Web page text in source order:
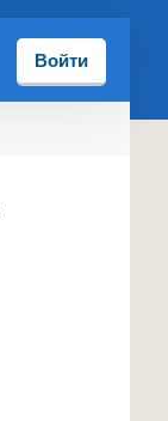
Войти